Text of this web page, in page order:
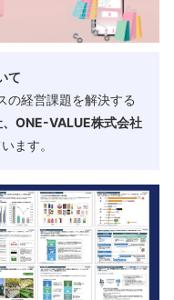
て
の経営課題を解決する
ONE-VALUE株式会社
ます。